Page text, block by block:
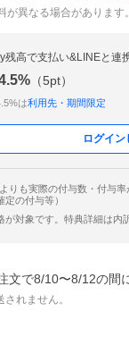
が異なる場合があります。
残高で支払い&LINEと連
% （5pt）
は利用先・期間限定
ログイン
りも実際の付与数・付与
定の付与等）
が対象です。特典詳細は内
文で8/10〜8/12の間
れません。